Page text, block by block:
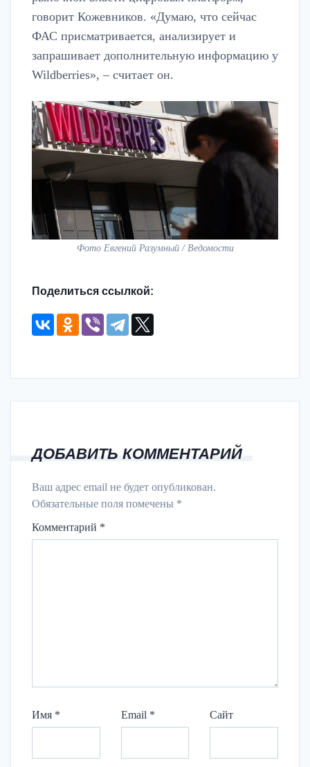
говорит Кожевников. «Думаю, что сейчас
ФАС присматривается, анализирует и
запрашивает дополнительную информацию у
Wildberries», – считает он.
Фото Евгений Разумный / Ведомости
Поделиться ссылкой:
ДОБАВИТЬ КОММЕНТАРИЙ
Ваш адрес email не будет опубликован.
Обязательные поля помечены *
Комментарий *
Имя * Email * Сайт